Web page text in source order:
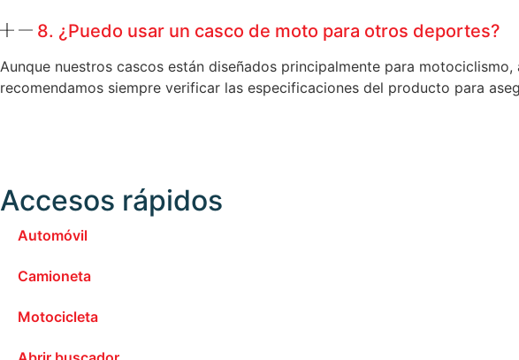
8. ¿Puedo usar un casco de moto para otros deportes?
Aunque nuestros cascos están diseñados principalmente para
recomendamos siempre verificar las especificaciones del producto para
Accesos rápidos
Automóvil
Camioneta
Motocicleta